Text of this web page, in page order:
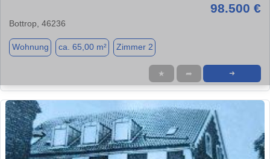
98.500 €
Bottrop, 46236
Wohnung ca. 65,00 m² Zimmer 2
★ ➦ ➜